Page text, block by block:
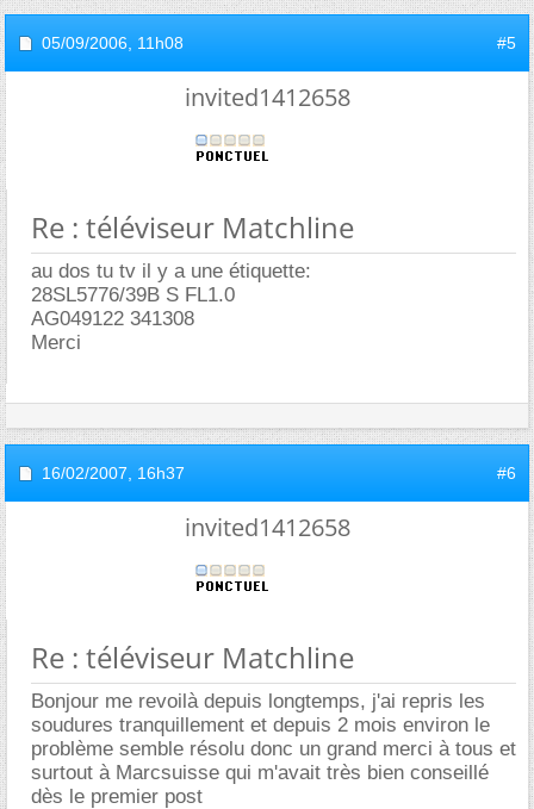
05/09/2006, 11h08 #5
invited1412658
Re : téléviseur Matchline
au dos tu tv il y a une étiquette:
28SL5776/39B S FL1.0
AG049122 341308
Merci
16/02/2007, 16h37 #6
invited1412658
Re : téléviseur Matchline
Bonjour me revoilà depuis longtemps, j'ai repris les
soudures tranquillement et depuis 2 mois environ le
problème semble résolu donc un grand merci à tous et
surtout à Marcsuisse qui m'avait très bien conseillé
dès le premier post